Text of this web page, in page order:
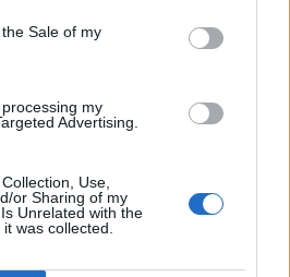
Sale of my
my
Advertising.
Use,
or Sharing of my
Unrelated with the
was collected.
Laisvalaikis
Aiškiaregės pranašystė:
karo pabaigą Ukrainoje
(3)